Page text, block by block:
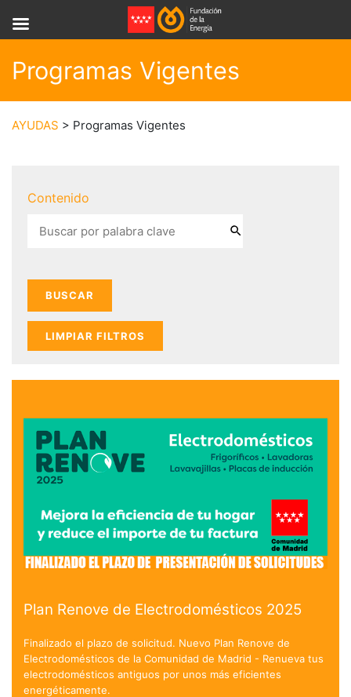
Programas Vigentes
AYUDAS > Programas Vigentes
Contenido
LIMPIAR FILTROS
Plan Renove de Electrodomésticos 2025
Finalizado el plazo de solicitud. Nuevo Plan Renove de
Electrodomésticos de la Comunidad de Madrid - Renueva tus
electrodomésticos antiguos por unos más eficientes
energéticamente.